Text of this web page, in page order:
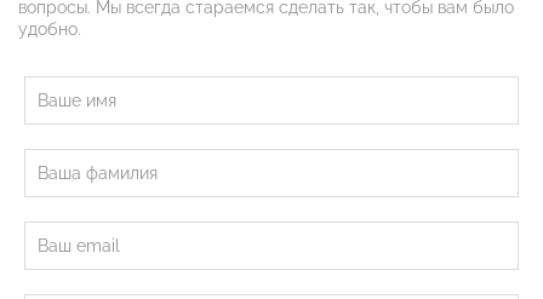
вопросы. Мы всегда стараемся сделать так, чтобы вам было
удобно.